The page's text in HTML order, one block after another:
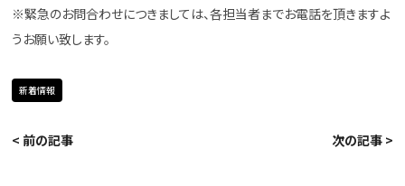
※緊急のお問合わせにつきましては、各担当者までお電話を頂きますよ
うお願い致します。
新着情報
< 前の記事 次の記事 >